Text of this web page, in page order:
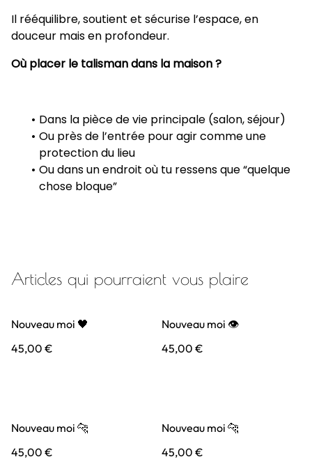
Il rééquilibre, soutient et sécurise l’espace, en
douceur mais en profondeur.
Où placer le talisman dans la maison ?
Dans la pièce de vie principale (salon, séjour)
Ou près de l’entrée pour agir comme une
protection du lieu
Ou dans un endroit où tu ressens que “quelque
chose bloque”
Articles qui pourraient vous plaire
Nouveau moi 🖤
45,00 €
Nouveau moi 👁️
45,00 €
Nouveau moi 🐆
45,00 €
Nouveau moi 🐆
45,00 €